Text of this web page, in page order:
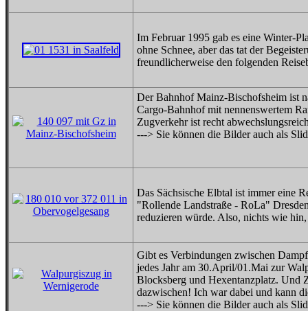
Im Februar 1995 gab es eine Winter-
ohne Schnee, aber das tat der
freundlicherweise den folgenden
Der Bahnhof Mainz-Bischofsheim ist
Cargo-Bahnhof mit nennenswertem
Zugverkehr ist recht
---> Sie können die Bilder auch als
Das Sächsische Elbtal ist immer eine
"Rollende Landstraße - RoLa"
reduzieren würde. Also, nichts wie
Gibt es Verbindungen zwischen
jedes Jahr am 30.April/01.Mai zur
Blocksberg und Hexentanzplatz. Und
dazwischen! Ich war dabei und kann
---> Sie können die Bilder auch als